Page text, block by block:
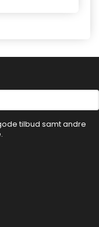
tilbud samt andre